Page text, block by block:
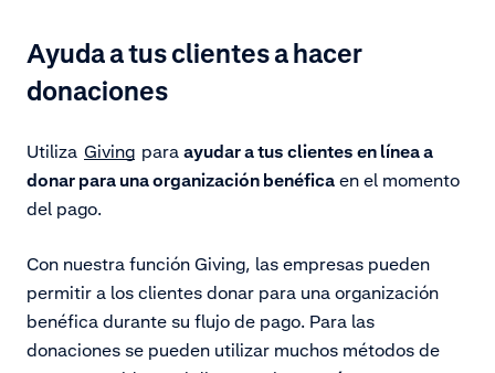
Ayuda a tus clientes a hacer
donaciones
Utiliza Giving para ayudar a tus clientes en línea a
donar para una organización benéfica en el momento
del pago.
Con nuestra función Giving, las empresas pueden
permitir a los clientes donar para una organización
benéfica durante su flujo de pago. Para las
donaciones se pueden utilizar muchos métodos de